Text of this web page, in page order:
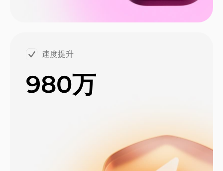
速度提升
980万